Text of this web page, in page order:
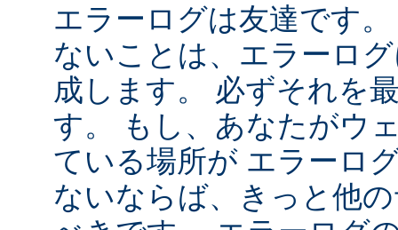
エラーログは友達です
ないことは、エラーロ
成します。 必ずそれを
す。 もし、あなたがウ
ている場所が エラーロ
ないならば、きっと他